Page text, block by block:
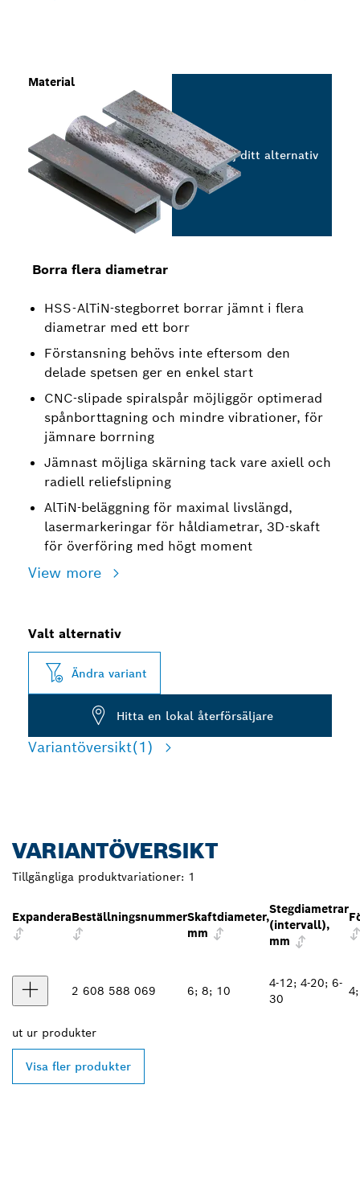
Borra flera diametrar
HSS-AlTiN-stegborret borrar jämnt i flera
diametrar med ett borr
Förstansning behövs inte eftersom den
delade spetsen ger en enkel start
CNC-slipade spiralspår möjliggör optimerad
spånborttagning och mindre vibrationer, för
jämnare borrning
Jämnast möjliga skärning tack vare axiell och
radiell reliefslipning
AlTiN-beläggning för maximal livslängd,
lasermarkeringar för håldiametrar, 3D-skaft
för överföring med högt moment
View more
Material
Välj ditt alternativ
Valt alternativ
Ändra variant
Hitta en lokal återförsäljare
Variantöversikt(1)
VARIANTÖVERSIKT
Tillgängliga produktvariationer: 1
ExpanderaBeställningsnummerSkaftdiameter,
mm
Stegdiametrar
(intervall),
mm
2 608 588 069 6; 8; 10
4-12; 4-20; 6-
30
ut ur produkter
Visa fler produkter